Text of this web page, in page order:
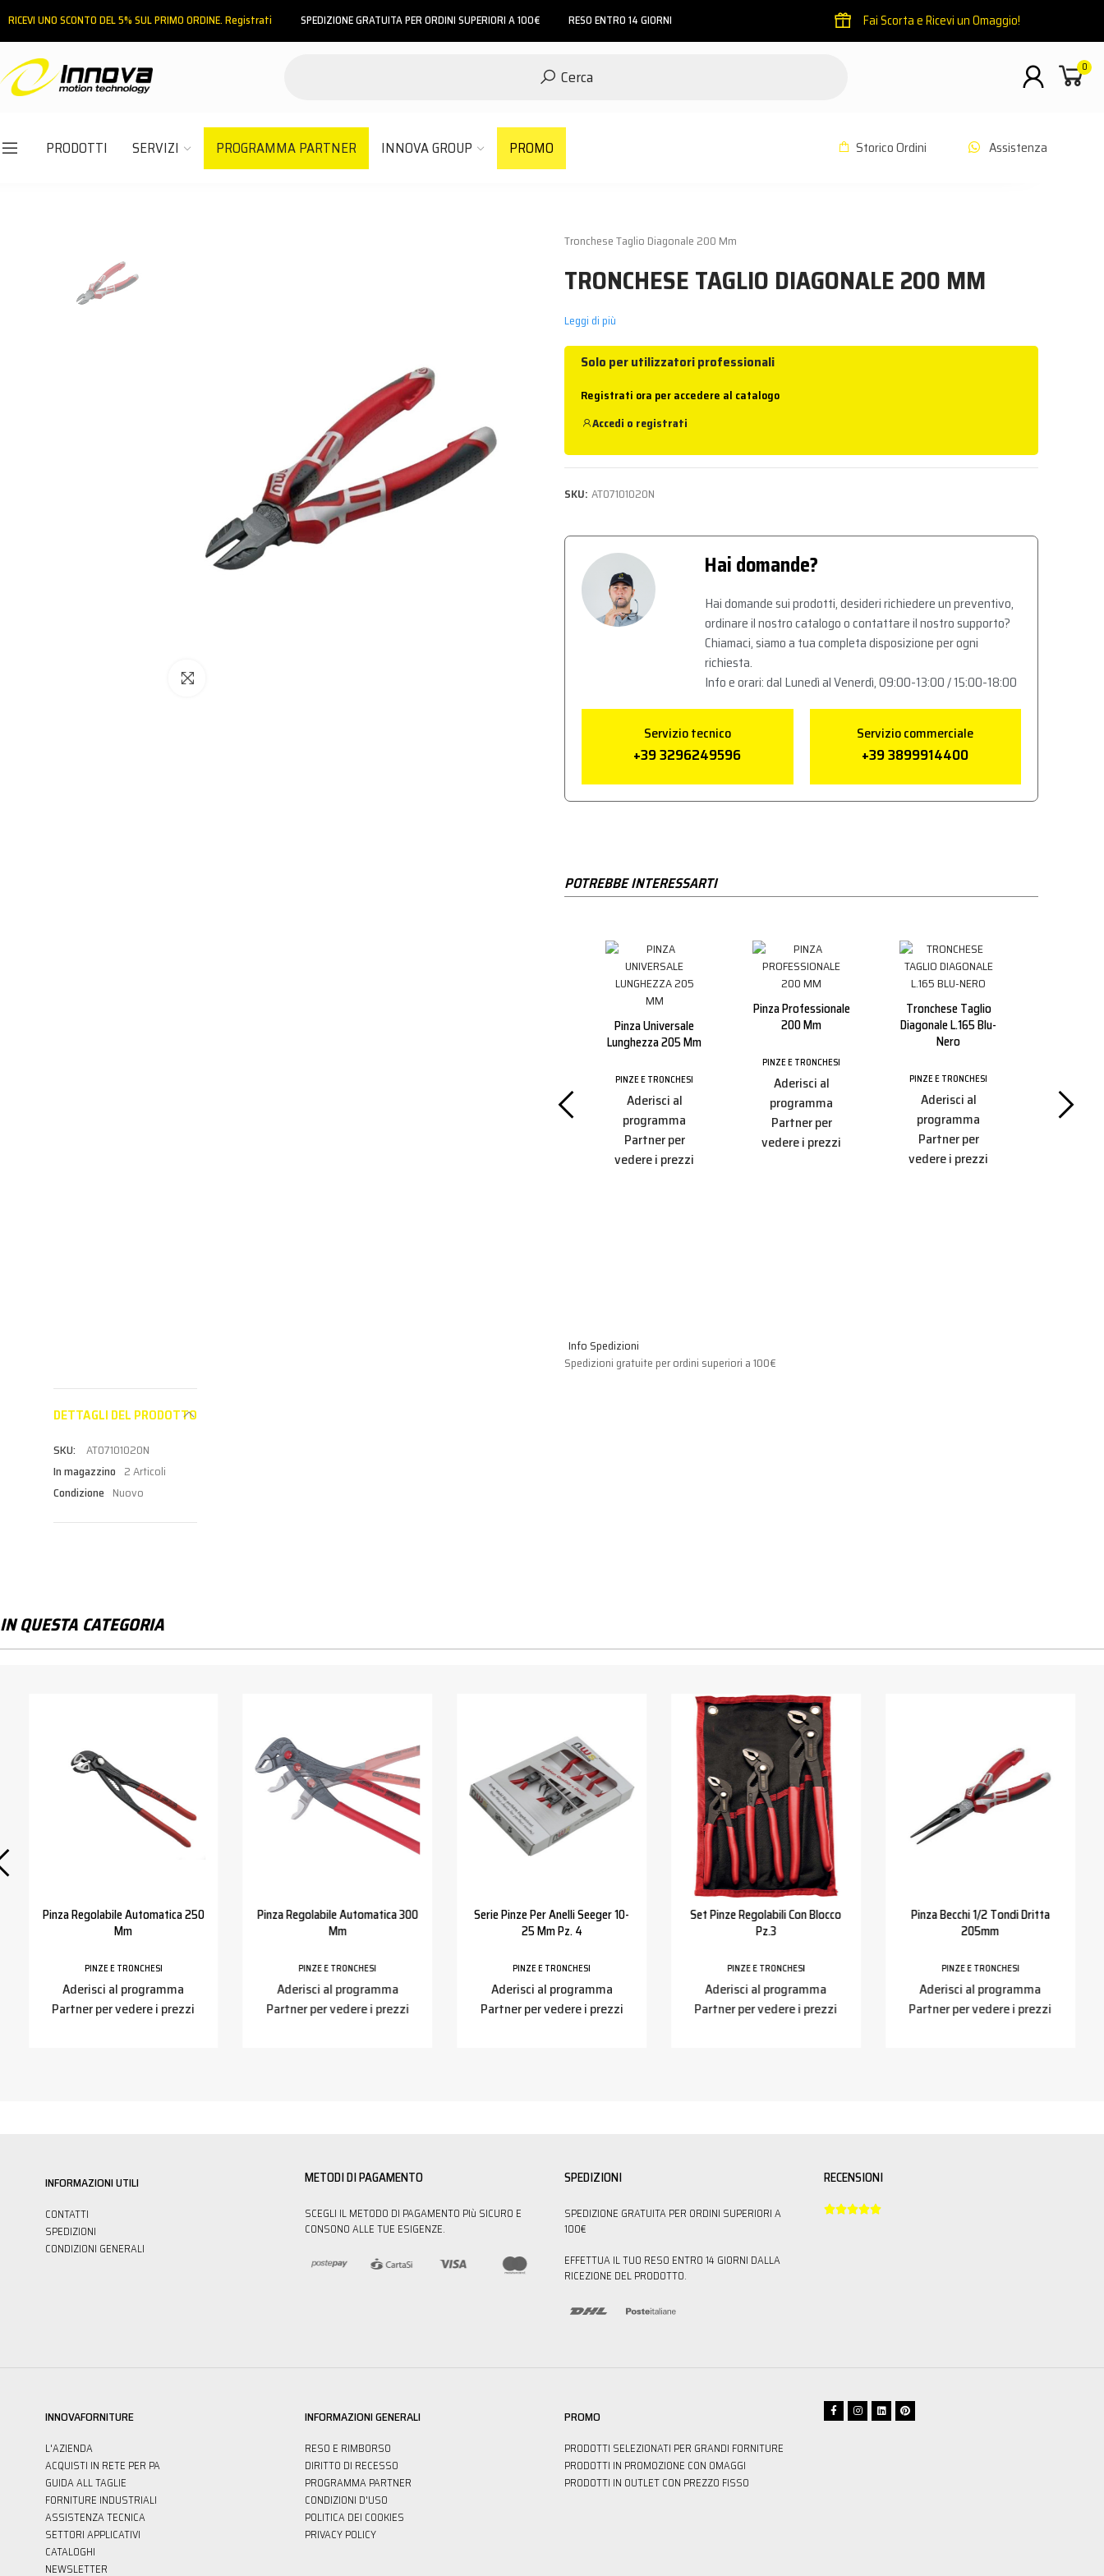
RICEVI UNO SCONTO DEL 5% SUL PRIMO ORDINE. Registrati SPEDIZIONE GRATUITA PER ORDINI SUPERIORI A 100€ RESO ENTRO 14 GIORNI Fai Scorta e Ricevi un Omaggio!
Cerca 0
PRODOTTI SERVIZI PROGRAMMA PARTNER INNOVA GROUP PROMO Storico Ordini Assistenza
Tronchese Taglio Diagonale 200 Mm
TRONCHESE TAGLIO DIAGONALE 200 MM
Leggi di più
Solo per utilizzatori professionali
Registrati ora per accedere al catalogo
Accedi o registrati
SKU: AT07101020N
Hai domande?
Hai domande sui prodotti, desideri richiedere un preventivo,
ordinare il nostro catalogo o contattare il nostro supporto?
Chiamaci, siamo a tua completa disposizione per ogni
richiesta.
Info e orari: dal Lunedì al Venerdì, 09:00-13:00 / 15:00-18:00
Servizio tecnico
+39 3296249596
Servizio commerciale
+39 3899914400
POTREBBE INTERESSARTI
Pinza Universale
Lunghezza 205 Mm
PINZE E TRONCHESI
Aderisci al
programma
Partner per
vedere i prezzi
Pinza Professionale
200 Mm
PINZE E TRONCHESI
Aderisci al
programma
Partner per
vedere i prezzi
Tronchese Taglio
Diagonale L.165 Blu-
Nero
PINZE E TRONCHESI
Aderisci al
programma
Partner per
vedere i prezzi
Info Spedizioni
Spedizioni gratuite per ordini superiori a 100€
DETTAGLI DEL PRODOTTO
AT07101020N
In magazzino 2 Articoli
Condizione Nuovo
IN QUESTA CATEGORIA
Pinza Regolabile Automatica 250
Mm
PINZE E TRONCHESI
Aderisci al programma
Partner per vedere i prezzi
Pinza Regolabile Automatica 300
Mm
PINZE E TRONCHESI
Aderisci al programma
Partner per vedere i prezzi
Serie Pinze Per Anelli Seeger 10-
25 Mm Pz. 4
PINZE E TRONCHESI
Aderisci al programma
Partner per vedere i prezzi
Set Pinze Regolabili Con Blocco
Pz.3
PINZE E TRONCHESI
Aderisci al programma
Partner per vedere i prezzi
Pinza Becchi 1/2 Tondi Dritta
205mm
PINZE E TRONCHESI
Aderisci al programma
Partner per vedere i prezzi
INFORMAZIONI UTILI
CONTATTI
SPEDIZIONI
CONDIZIONI GENERALI
METODI DI PAGAMENTO
SCEGLI IL METODO DI PAGAMENTO PIù SICURO E
CONSONO ALLE TUE ESIGENZE.
SPEDIZIONI
SPEDIZIONE GRATUITA PER ORDINI SUPERIORI A
100€
EFFETTUA IL TUO RESO ENTRO 14 GIORNI DALLA
RICEZIONE DEL PRODOTTO.
RECENSIONI

INNOVAFORNITURE
L'AZIENDA
ACQUISTI IN RETE PER PA
GUIDA ALL TAGLIE
FORNITURE INDUSTRIALI
ASSISTENZA TECNICA
SETTORI APPLICATIVI
CATALOGHI
NEWSLETTER
INFORMAZIONI GENERALI
RESO E RIMBORSO
DIRITTO DI RECESSO
PROGRAMMA PARTNER
CONDIZIONI D'USO
POLITICA DEI COOKIES
PRIVACY POLICY
PROMO
PRODOTTI SELEZIONATI PER GRANDI FORNITURE
PRODOTTI IN PROMOZIONE CON OMAGGI
PRODOTTI IN OUTLET CON PREZZO FISSO